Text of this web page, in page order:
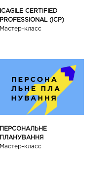
ICAGILE CERTIFIED
PROFESSIONAL (ICP)
Мастер-класс
ПЕРСОНАЛЬНЕ
ПЛАНУВАННЯ
Мастер-класс